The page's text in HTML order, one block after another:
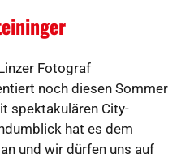
Fotograf
noch diesen Sommer
spektakulären City-
hat es dem
und wir dürfen uns auf